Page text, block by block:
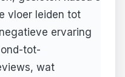
vloer leiden tot
ervaring
tot-
wat